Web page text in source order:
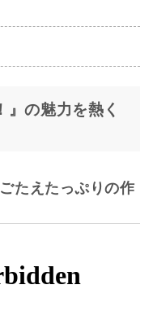
』の魅力を熱く
たえたっぷりの作